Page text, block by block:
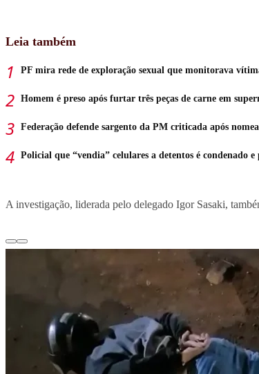
Leia também
PF mira rede de exploração sexual que monitorava
Homem é preso após furtar três peças de carne em
Federação defende sargento da PM criticada após
Policial que “vendia” celulares a detentos é condenado e
A investigação, liderada pelo delegado Igor Sasaki,